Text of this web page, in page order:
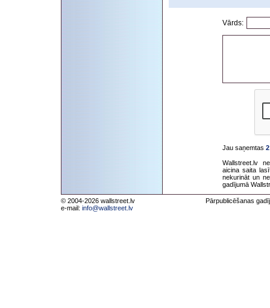
Vārds:
Jau saņemtas 2
Wallstreet.lv
aicina saita
nekurināt un
gadījumā
© 2004-2026 wallstreet.lv
e-mail: info@wallstreet.lv
Pārpublicēšanas